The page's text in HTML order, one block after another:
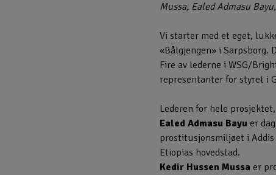
Mussa, Ealed Admasu
Vi starter med et eget,
«Bålgjengen» i Sarpsborg.
Fire av lederne i WSG/
representanter for styret i
Lederen for hele prosjektet,
Ealed Admasu Bayu er
prostitusjonsmiljøet i
Etiopias hovedstad.
Kedir Hussen Mussa er